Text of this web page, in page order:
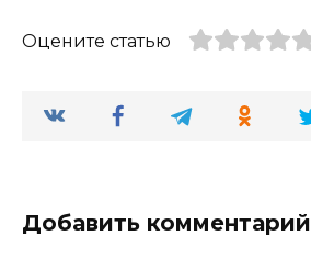
Оцените статью
Добавить комментарий